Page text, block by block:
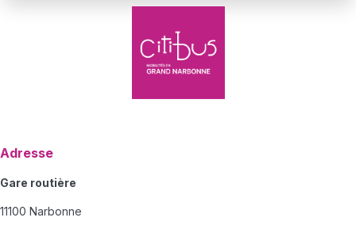
Adresse
Gare routière
11100 Narbonne